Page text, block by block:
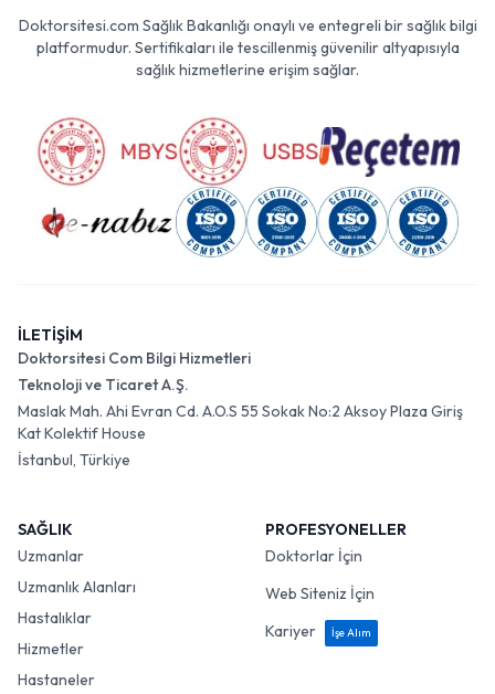
Doktorsitesi.com Sağlık Bakanlığı onaylı ve entegreli bir sağlık bilgi
platformudur. Sertifikaları ile tescillenmiş güvenilir altyapısıyla
sağlık hizmetlerine erişim sağlar.
İLETİŞİM
Doktorsitesi Com Bilgi Hizmetleri
Teknoloji ve Ticaret A.Ş.
Maslak Mah. Ahi Evran Cd. A.O.S 55 Sokak No:2 Aksoy Plaza Giriş
Kat Kolektif House
İstanbul, Türkiye
SAĞLIK
Uzmanlar
Uzmanlık Alanları
Hastalıklar
Hizmetler
Hastaneler
PROFESYONELLER
Doktorlar İçin
Web Siteniz İçin
Kariyer
İşe Alım